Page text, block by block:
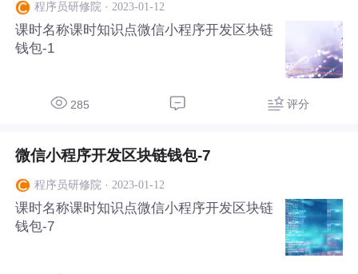
程序员研修院 · 2023-01-12
课时名称课时知识点微信小程序开发区块链
钱包-1
285 评分
微信小程序开发区块链钱包-7
程序员研修院 · 2023-01-12
课时名称课时知识点微信小程序开发区块链
钱包-7